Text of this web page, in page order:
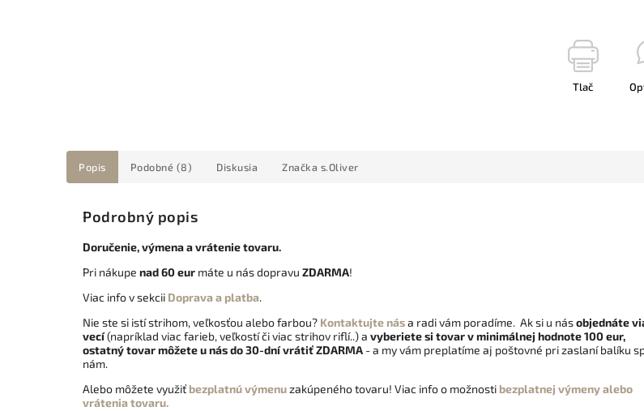
Tlač
Popis Podobné (8) Diskusia Značka s.Oliver
Podrobný popis
Doručenie, výmena a vrátenie tovaru.
Pri nákupe nad 60 eur máte u nás dopravu ZDARMA!
Viac info v sekcii Doprava a platba.
Nie ste si istí strihom, veľkosťou alebo farbou? Kontaktujte nása radi vám poradíme. Ak si u násobjednáte
vecí(napríklad viac farieb, veľkostí či viac strihov riflí..) a vyberiete si tovar v minimálnej hodnote 100 eur,
ostatný tovar môžete u nás do 30-dní vrátiťZDARMA - a my vám preplatíme aj poštovné pri zaslaní balíku
nám.
Alebo môžete využiť bezplatnú výmenuzakúpeného tovaru! Viac info o možnosti bezplatnej výmeny alebo
vrátenia tovaru.